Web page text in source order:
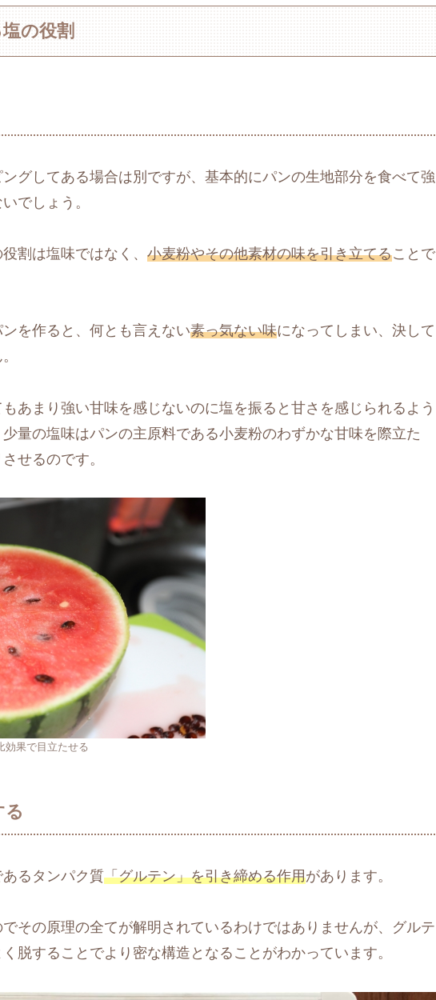
の役割
グしてある場合は別ですが、基本的にパンの生地部分を食べて強
でしょう。
割は塩味ではなく、 小麦粉やその他素材の味を引き立てることで
を作ると、何とも言えない素っ気ない味になってしまい、決して
あまり強い甘味を感じないのに塩を振ると甘さを感じられるよう
量の塩味はパンの主原料である小麦粉のわずかな甘味を際立た
せるのです。
効果で目立たせる
る
るタンパク質「グルテン」を引き締める作用があります。
その原理の全てが解明されているわけではありませんが、グルテ
脱することでより密な構造となることがわかっています。